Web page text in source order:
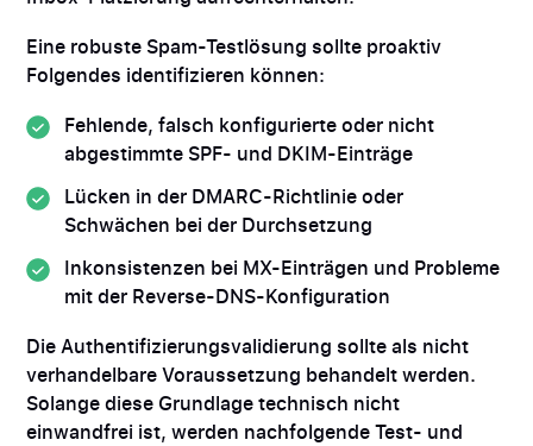
Eine robuste Spam-Testlösung sollte proaktiv
Folgendes identifizieren können:
Fehlende, falsch konfigurierte oder nicht
abgestimmte SPF- und DKIM-Einträge
Lücken in der DMARC-Richtlinie oder
Schwächen bei der Durchsetzung
Inkonsistenzen bei MX-Einträgen und Probleme
mit der Reverse-DNS-Konfiguration
Die Authentifizierungsvalidierung sollte als nicht
verhandelbare Voraussetzung behandelt werden.
Solange diese Grundlage technisch nicht
einwandfrei ist, werden nachfolgende Test- und